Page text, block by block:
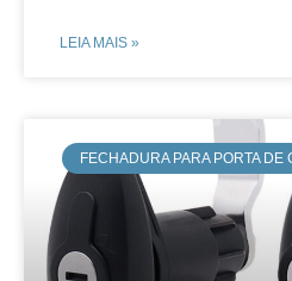
LEIA MAIS »
​​FECHADURA PARA PORTA